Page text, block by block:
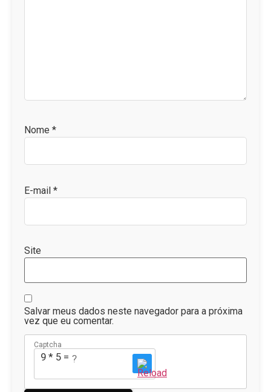
Nome *
E-mail *
Site
Salvar meus dados neste navegador para a próxima
vez que eu comentar.
Captcha
9 * 5 = ?